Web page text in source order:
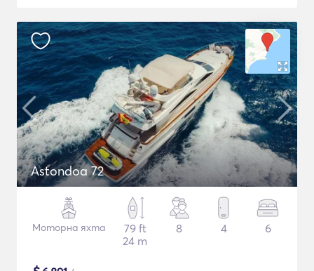
Astondoa 72
Моторна яхта
79 ft
24 m
8 4 6